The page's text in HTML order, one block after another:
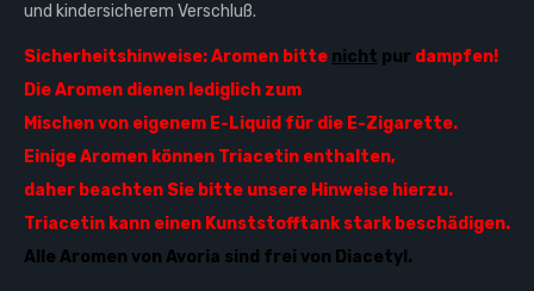
und kindersicherem Verschluß.
Sicherheitshinweise: Aromen bitte nicht pur dampfen!
Die Aromen dienen lediglich zum
Mischen von eigenem E-Liquid für die E-Zigarette.
Einige Aromen können Triacetin enthalten,
daher beachten Sie bitte unsere Hinweise hierzu.
Triacetin kann einen Kunststofftank stark beschädigen.
Alle Aromen von Avoria sind frei von Diacetyl.